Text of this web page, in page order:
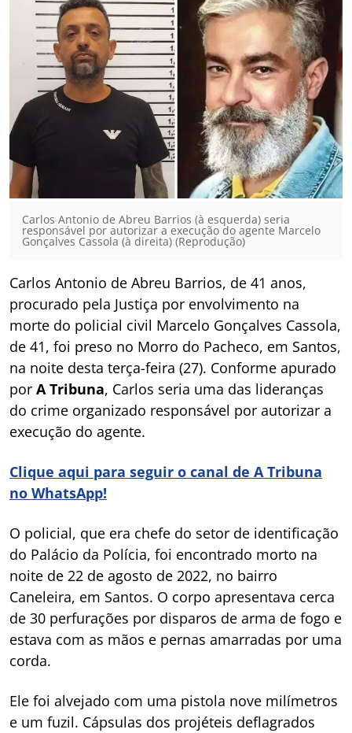
Carlos Antonio de Abreu Barrios (à esquerda) seria
responsável por autorizar a execução do agente Marcelo
Gonçalves Cassola (à direita) (Reprodução)
Carlos Antonio de Abreu Barrios, de 41 anos,
procurado pela Justiça por envolvimento na
morte do policial civil Marcelo Gonçalves Cassola,
de 41, foi preso no Morro do Pacheco, em Santos,
na noite desta terça-feira (27). Conforme apurado
por A Tribuna, Carlos seria uma das lideranças
do crime organizado responsável por autorizar a
execução do agente.
Clique aqui para seguir o canal de A Tribuna
no WhatsApp!
O policial, que era chefe do setor de identificação
do Palácio da Polícia, foi encontrado morto na
noite de 22 de agosto de 2022, no bairro
Caneleira, em Santos. O corpo apresentava cerca
de 30 perfurações por disparos de arma de fogo e
estava com as mãos e pernas amarradas por uma
corda.
Ele foi alvejado com uma pistola nove milímetros
e um fuzil. Cápsulas dos projéteis deflagrados